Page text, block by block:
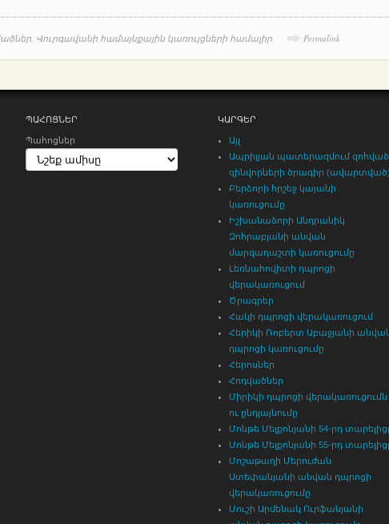
, Վուրգավանի համայնքային կառույցների համալիր Permalink
ՊԱՀՈՑՆԵՐ
Պահոցներ
ԿԱՐԳԵՐ
Այլ
Ապրիլյան պատերազմում զոհված
զինվորների ծրագիր (ավարտված)
Բերձորի հրշեջ կայանի
կառուցումը
Իշխանաձորի Անդրանիկ
Զոհրաբյանի անվան
մարզադաշտի կառուցումը
Լեռնահովիտի դպրոցի
վերակառուցում
Ծրագրեր
Հակի դպրոցի վերակառուցում
Հերիկի Ռոբերտ Աբաջյանի
դպրոցի կառուցումը
Հերոսներ
Հոդվածներ
Միրիկի դպրոցի վերակառուցումն
ու ընդլայնումը
Մոնթե Մելքոնյանի 54-րդ
Մոնթե Մելքոնյանի 55-րդ
Մոշաթաղի Մերուժան
Ստեփանյանի անվան դպրոցի
վերակառուցումը
Մուշի Արմենակ Ուրֆանյանի